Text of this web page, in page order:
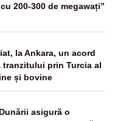
200-300 de megawați”
la Ankara, un acord
tranzitului prin Turcia al
și bovine
asigură o